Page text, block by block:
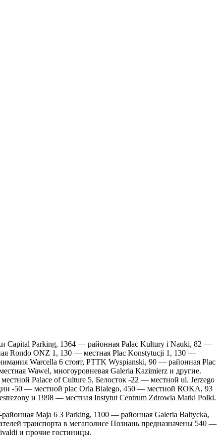
Capital Parking, 1364 — районная Palac Kultury i Nauki, 82 —
Rondo ONZ 1, 130 — местная Plac Konstytucji 1, 130 —
Warcella 6 стоят, PTTK Wyspianski, 90 — районная Plac
Wawel, многоуровневая Galeria Kazimierz и другие.
Palace of Culture 5, Белосток -22 — местной ul. Jerzego
-50 — местной plac Orla Bialego, 450 — местной ROKA, 93
и 1998 — местная Instytut Centrum Zdrowia Matki Polki.
Maja 6 3 Parking, 1100 — районная Galeria Baltycka,
транспорта в мегаполисе Познань предназначены 540 —
и прочие гостиницы.